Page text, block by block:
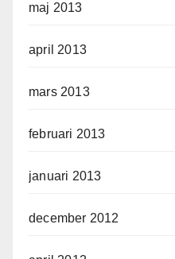
maj 2013
april 2013
mars 2013
februari 2013
januari 2013
december 2012